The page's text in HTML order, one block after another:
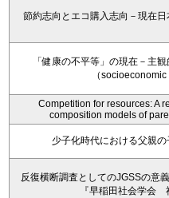
節約志向とエコ購入志向－現在
「健康の不平等」の現在－主
（
Competition for resources: A
composition models of
少子化時代における父親
反復横断調査としてのJGSSの意
『早稲田社会学会